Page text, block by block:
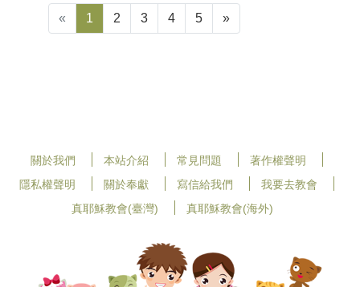
« 1 2 3 4 5 »
關於我們 本站介紹 常見問題
著作權聲明
隱私權聲明
關於奉獻 寫信給我們
我要去教會
真耶穌教會(臺灣)
真耶穌教會(海外)